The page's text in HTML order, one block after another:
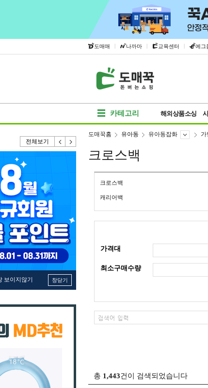
도매매 | 나까마 | 교육센터 | 에그
카테고리 해외상품소싱
전체보기
보이지않기 창닫기
도매꾹홈 유아동 유아동잡화 가
크로스백
크로스백
캐리어백
가격대
최소구매수량
총 1,443건이 검색되었습니다